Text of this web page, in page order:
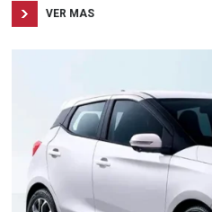
VER MAS